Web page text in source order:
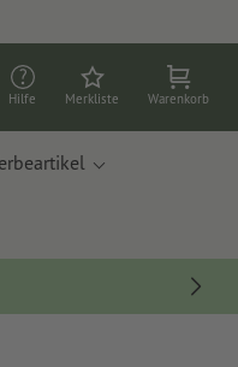
Hilfe Merkliste Warenkorb